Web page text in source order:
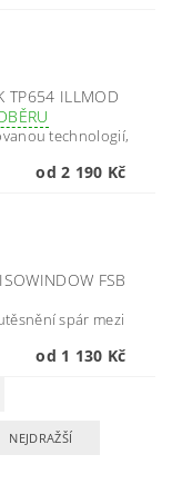
TP654 ILLMOD
technologií,
od 2 190 Kč
FSB
spár mezi
od 1 130 Kč
NEJDRAŽŠÍ